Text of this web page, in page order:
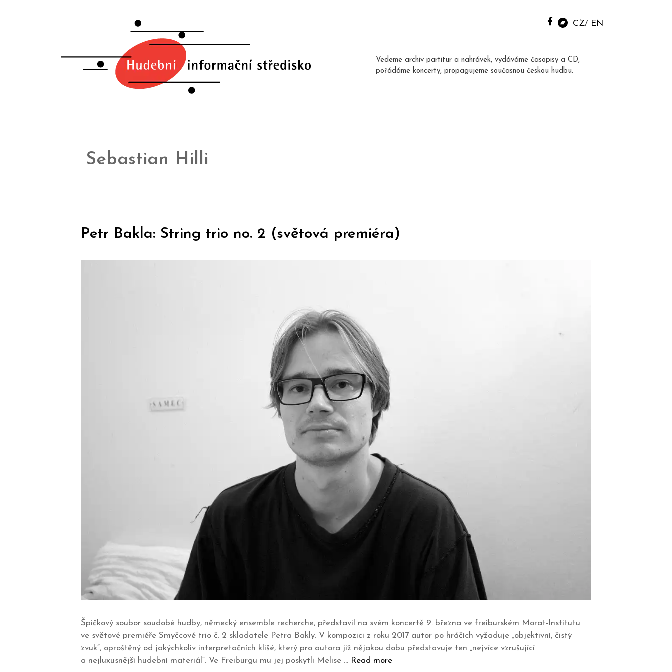
CZ EN
Vedeme archiv partitur a nahrávek, vydáváme časopisy a CD,
pořádáme koncerty, propagujeme současnou českou hudbu.
Sebastian Hilli
Petr Bakla: String trio no. 2 (světová premiéra)
Špičkový soubor soudobé hudby, německý ensemble recherche, představil na svém koncertě 9. března ve freiburském Morat-Institutu
ve světové premiéře Smyčcové trio č. 2 skladatele Petra Bakly. V kompozici z roku 2017 autor po hráčích vyžaduje „objektivní, čistý
zvuk“, oproštěný od jakýchkoliv interpretačních klišé, který pro autora již nějakou dobu představuje ten „nejvíce vzrušující
a nejluxusnější hudební materiál“. Ve Freiburgu mu jej poskytli Melise … Read more